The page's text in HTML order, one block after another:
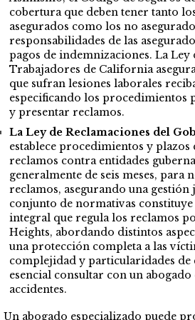
cobertura que deben tener tanto
asegurados como los no
responsabilidades de las
pagos de indemnizaciones. La Ley
Trabajadores de California
que sufran lesiones laborales
especificando los procedimientos
y presentar reclamos.
La Ley de Reclamaciones del
establece procedimientos y plazos
reclamos contra entidades
generalmente de seis meses, para
reclamos, asegurando una gestión
conjunto de normativas
integral que regula los reclamos
Heights, abordando distintos
una protección completa a las
complejidad y particularidades de
esencial consultar con un abogado
accidentes.
Un abogado especializado puede